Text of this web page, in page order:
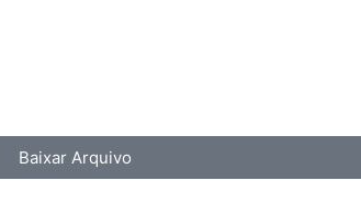
Baixar Arquivo